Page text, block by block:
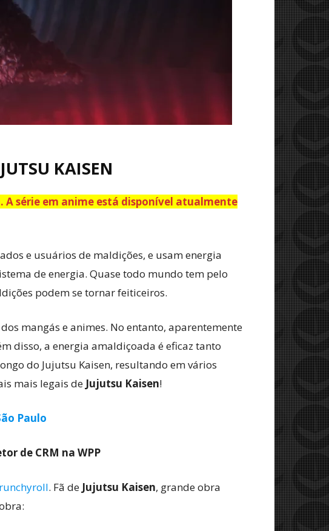
KAISEN
A série em anime está disponível atualmente
e usuários de maldições, e usam energia
de energia. Quase todo mundo tem pelo
podem se tornar feiticeiros.
mangás e animes. No entanto, aparentemente
disso, a energia amaldiçoada é eficaz tanto
do Jujutsu Kaisen, resultando em vários
mais legais de Jujutsu Kaisen!
Paulo
de CRM na WPP
. Fã de Jujutsu Kaisen, grande obra